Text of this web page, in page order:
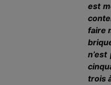
est
faire
trois